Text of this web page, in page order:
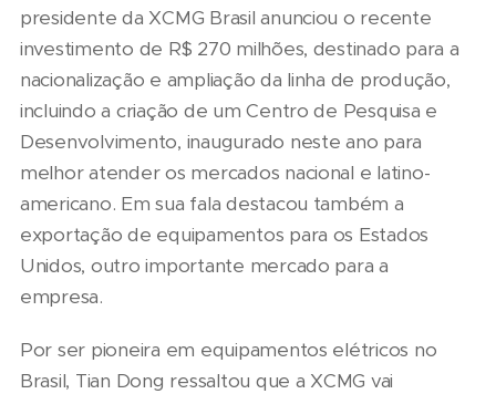
presidente da XCMG Brasil anunciou o recente
investimento de R$ 270 milhões, destinado para a
nacionalização e ampliação da linha de produção,
incluindo a criação de um Centro de Pesquisa e
Desenvolvimento, inaugurado neste ano para
melhor atender os mercados nacional e latino-
americano. Em sua fala destacou também a
exportação de equipamentos para os Estados
Unidos, outro importante mercado para a
empresa.
Por ser pioneira em equipamentos elétricos no
Brasil, Tian Dong ressaltou que a XCMG vai